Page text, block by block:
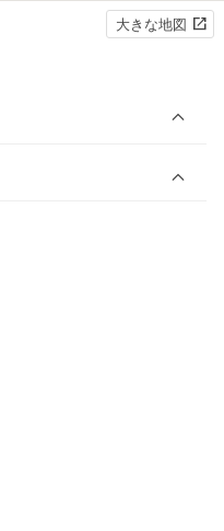
大きな地図